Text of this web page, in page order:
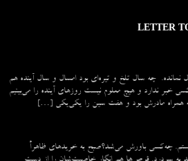
چه سال تلخ و تیره‌ای بود امسال و سال آینده هم
خبر ندارد و هیچ معلوم نیست روزهای آینده را می‌بینیم
که همراه مادرش بود و هفت سین را یکی‌یکی […]
چه‌کسی باورش می‌شد؟صبح به خریدهای ظاهراً